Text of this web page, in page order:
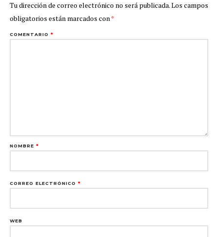
Tu dirección de correo electrónico no será publicada.Los campos
obligatorios están marcados con*
COMENTARIO *
NOMBRE *
CORREO ELECTRÓNICO *
WEB